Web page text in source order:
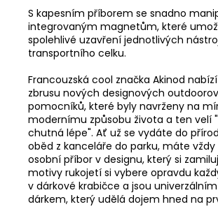
S kapesním příborem se snadno
integrovaným magnetům, které
spolehlivé uzavření jednotlivých
transportního celku.
Francouzská cool značka Akinod
zbrusu nových designových
pomocníků, které byly navrženy na
modernímu způsobu života a ten velí
chutná lépe". Ať už se vydáte do
oběd z kanceláře do parku, máte
osobní příbor v designu, který si
motivy rukojetí si vybere opravdu
v dárkové krabičce a jsou
dárkem, který udělá dojem hned na